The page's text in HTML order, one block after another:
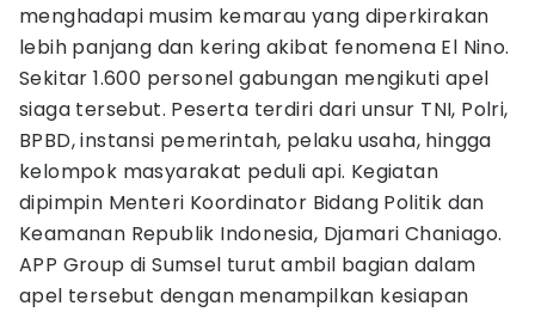
menghadapi musim kemarau yang diperkirakan
lebih panjang dan kering akibat fenomena El Nino.
Sekitar 1.600 personel gabungan mengikuti apel
siaga tersebut. Peserta terdiri dari unsur TNI, Polri,
BPBD, instansi pemerintah, pelaku usaha, hingga
kelompok masyarakat peduli api. Kegiatan
dipimpin Menteri Koordinator Bidang Politik dan
Keamanan Republik Indonesia, Djamari Chaniago.
APP Group di Sumsel turut ambil bagian dalam
apel tersebut dengan menampilkan kesiapan